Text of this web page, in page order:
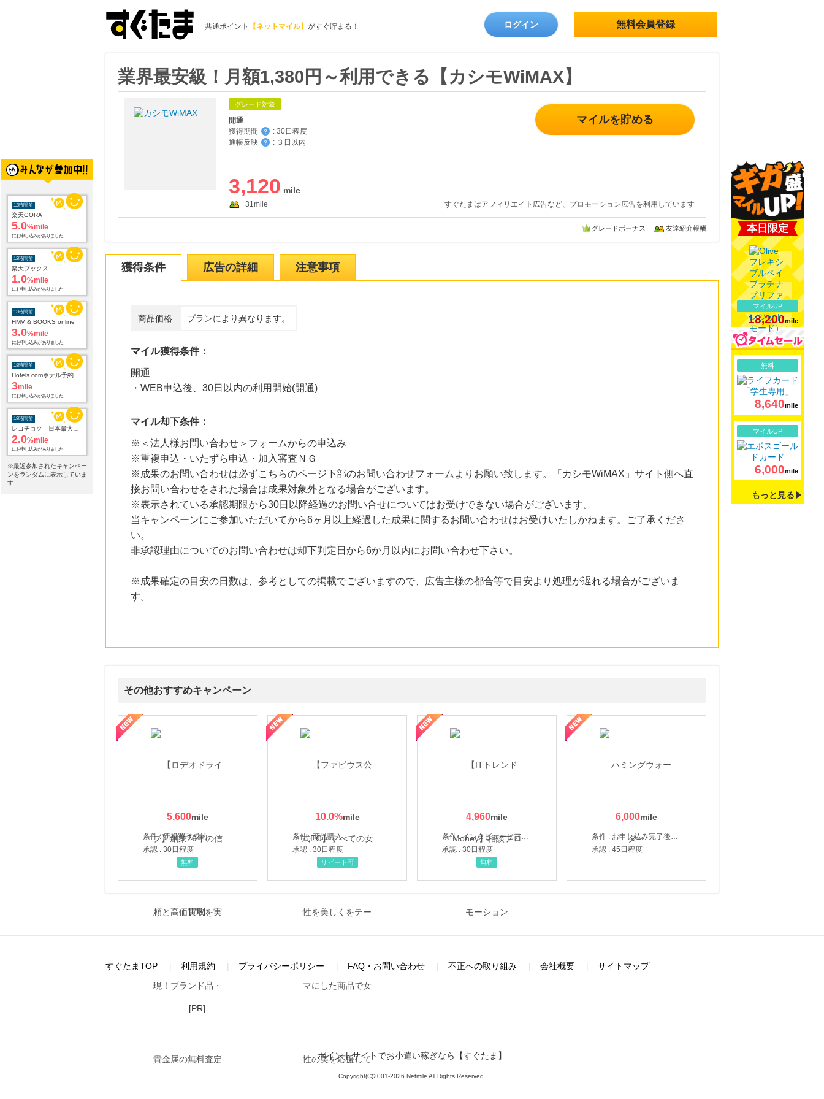
共通ポイント 【ネットマイル】 がすぐ貯まる！ ログイン 無料会員登録
12時間前
楽天GORA
5.0%mile
にお申し込みがありました
12時間前
楽天ブックス
1.0%mile
にお申し込みがありました
13時間前
HMV & BOOKS online
3.0%mile
にお申し込みがありました
18時間前
Hotels.comホテル予約
3mile
にお申し込みがありました
18時間前
2.0%mile
にお申し込みがありました
18時間前
Yahoo!ショッピング
※最近参加されたキャンペー
ンをランダムに表示していま
す
業界最安級！月額1,380円～利用できる【カシモWiMAX】
グレード対象
開通
獲得期間
？ : 30日程度
通帳反映
？ : ３日以内
マイルを貯める
3,120
+31mile すぐたまはアフィリエイト広告など、プロモーション広告を利用しています
グレードボーナス 友達紹介報酬
獲得条件 広告の詳細 注意事項
商品価格 プランにより異なります。
マイル獲得条件：
開通
・WEB申込後、30日以内の利用開始(開通)
マイル却下条件：
※＜法人様お問い合わせ＞フォームからの申込み
※重複申込・いたずら申込・加入審査ＮＧ
※成果のお問い合わせは必ずこちらのページ下部のお問い合わせフォームよりお願い致します。「カシモWiMAX」サイト側へ直
接お問い合わせをされた場合は成果対象外となる場合がございます。
※表示されている承認期限から30日以降経過のお問い合せについてはお受けできない場合がございます。
当キャンペーンにご参加いただいてから6ヶ月以上経過した成果に関するお問い合わせはお受けいたしかねます。ご了承くださ
い。
非承認理由についてのお問い合わせは却下判定日から6か月以内にお問い合わせ下さい。
※成果確定の目安の日数は、参考としての掲載でございますので、広告主様の都合等で目安より処理が遅れる場合がございま
す。
その他おすすめキャンペーン
5,600
条件 : 新規買取成約
承認 : 30日程度
無料
10.0%
条件 : 商品購入
承認 : 30日程度
くをテーマにした商品で女性の美を応援しています
リピート可
4,960
条件 : インタビューヒアリング完了
承認 : 30日程度
【ITトレンドMoney】相談プロモーション
無料
6,000
条件 : お申し込み完了後、決済登録完了と1ヶ月以内のサーバー初回設置。
承認 : 45日程度
ハミングウォーター【販売代理店】
本日限定
マイルUP
18,200mile
無料
8,640mile
マイルUP
6,000mile
もっと見る
[PR]
すぐたまTOP 利用規約 プライバシーポリシー FAQ・お問い合わせ 不正への取り組み 会社概要 サイトマップ
[PR]
ポイントサイトでお小遣い稼ぎなら【すぐたま】
Copyright(C)2001-2026 Netmile All Rights Reserved.